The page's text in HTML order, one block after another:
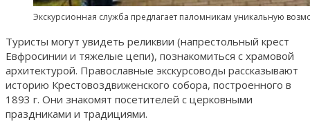
Экскурсионная служба предлагает паломникам уникальную
Туристы могут увидеть реликвии (напрестольный крест
Евфросинии и тяжелые цепи), познакомиться с храмовой
архитектурой. Православные экскурсоводы рассказывают
историю Крестовоздвиженского собора, построенного в
1893 г. Они знакомят посетителей с церковными
праздниками и традициями.